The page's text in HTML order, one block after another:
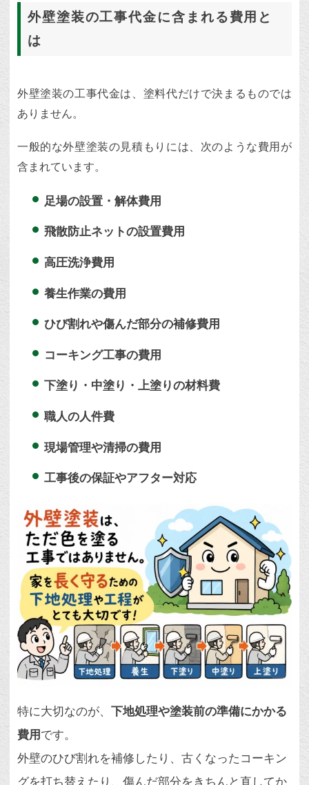
外壁塗装の工事代金に含まれる費用と
は
外壁塗装の工事代金は、塗料代だけで決まるものでは
ありません。
一般的な外壁塗装の見積もりには、次のような費用が
含まれています。
足場の設置・解体費用
飛散防止ネットの設置費用
高圧洗浄費用
養生作業の費用
ひび割れや傷んだ部分の補修費用
コーキング工事の費用
下塗り・中塗り・上塗りの材料費
職人の人件費
現場管理や清掃の費用
工事後の保証やアフター対応
特に大切なのが、 下地処理や塗装前の準備にかかる
費用 です。
外壁のひび割れを補修したり、古くなったコーキン
グを打ち替えたり、傷んだ部分をきちんと直してか